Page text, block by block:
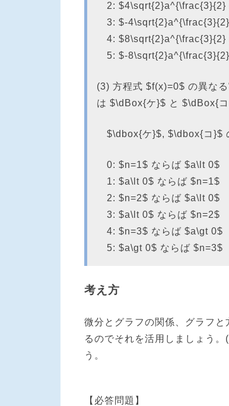
2: $4\sqrt{2}a^{\frac{3}{2}
3: $-
4: $8\sqrt{2}a^{\frac{3}{2}
5: $-
(3) 方程式 $f(x)=0$ の異な
は $\dBox{ケ}$ と $\dBox{コ
$\dbox{ケ}$, $\dbox{コ}$
0: $n=1$ ならば $a\lt 0$
1: $a\lt 0$ ならば $n=1$
2: $n=2$ ならば $a\lt 0$
3: $a\lt 0$ ならば $n=2$
4: $n=3$ ならば $a\gt 0$
5: $a\gt 0$ ならば $n=3$
考え方
微分とグラフの関係、グラフ
るのでそれを活用しましょう
う。
【必答問題】